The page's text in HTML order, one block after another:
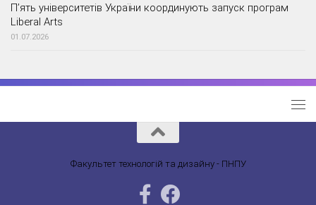
П’ять університетів України координують запуск програм
Liberal Arts
01.07.2026
Факультет технологій та дизайну - ПНПУ